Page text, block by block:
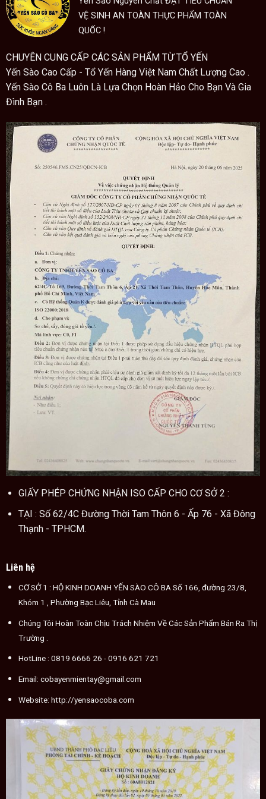
Tổ yến có tác dụng giúp cơ thể tổng hợp vitamin D
giúp xương chắc khỏe
Cải thiện sức khỏe nhanh chóng với những người bị
suy nhược, vừa mới ốm dậy, mới phẫu thuật, người
bệnh ung thư vừa xạ trị,…
Tăng cường sinh lý, sức khỏe và sự dẻo dai. tăng
cường nội tiết tố trong cơ thể
Tái tạo cấu trúc da, ngăn ngừa nếp nhăn, chống lão
Giúp bồi bổ trí não, ổn định tinh thần; giúp ngủ ngon
hơn, ghi nhớ tốt hơn.
Tổ yến có tác dụng bổ máu, tạo máu cho cơ thể
Cân bằng các quá trình trao đổi chất và tăng cường
hệ miễn dịch cho cơ thể.
Kích thích sự tiêu hóa, giúp ăn ngon, cơ thể cũng hấp
thu tốt những dinh dưỡng cần thiết.
Giúp làm sạch phổi và các cơ quan hô hấp; phòng
ngừa bệnh cúm và các triệu chứng dị ứng hiệu quả.
Hướng dẫn sử dụng tổ yến thô
VỆ SINH AN TOÀN THỰC PHẨM TOÀN
QUỐC !
CHUYÊN CUNG CẤP CÁC SẢN PHẨM TỪ TỔ YẾN
Yến Sào Cao Cấp - Tổ Yến Hàng Việt Nam Chất Lượng Cao .
Yến Sào Cô Ba Luôn Là Lựa Chọn Hoàn Hảo Cho Bạn Và Gia
Đình Bạn .
GIẤY PHÉP CHỨNG NHẬN ISO CẤP CHO CƠ SỞ 2 :
TẠI : Số 62/4C Đường Thời Tam Thôn 6 - Ấp 76 - Xã Đông
Thạnh - TPHCM.
Liên hệ
CƠ SỞ 1 : HỘ KINH DOANH YẾN SÀO CÔ BA Số 166, đường 23/8,
Khóm 1 , Phường Bạc Liêu, Tỉnh Cà Mau
Chúng Tôi Hoàn Toàn Chịu Trách Nhiệm Về Các Sản Phẩm Bán Ra Thị
Trường .
HotLine : 0819 6666 26 - 0916 621 721
Email: cobayenmientay@gmail.com
Website: http://yensaocoba.com